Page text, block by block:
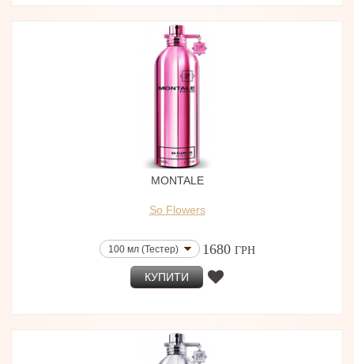
MONTALE
So Flowers
100 мл (Тестер) 1680 ГРН
КУПИТИ